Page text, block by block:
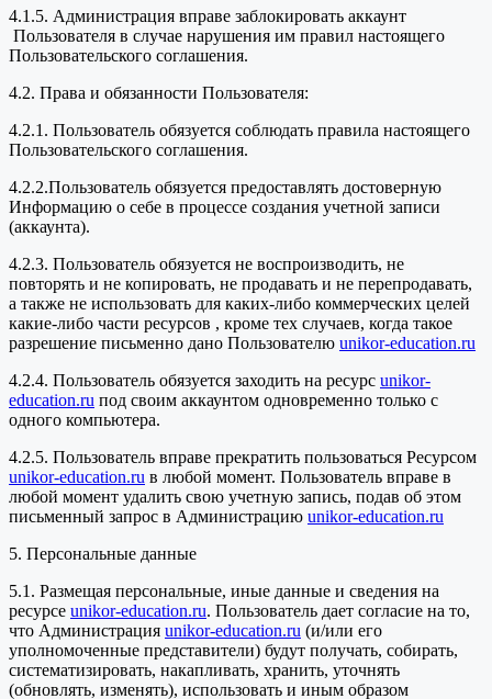
4.1.5. Администрация вправе заблокировать аккаунт
Пользователя в случае нарушения им правил настоящего
Пользовательского соглашения.
4.2. Права и обязанности Пользователя:
4.2.1. Пользователь обязуется соблюдать правила настоящего
Пользовательского соглашения.
4.2.2.Пользователь обязуется предоставлять достоверную
Информацию о себе в процессе создания учетной записи
(аккаунта).
4.2.3. Пользователь обязуется не воспроизводить, не
повторять и не копировать, не продавать и не перепродавать,
а также не использовать для каких-либо коммерческих целей
какие-либо части ресурсов , кроме тех случаев, когда такое
разрешение письменно дано Пользователю unikor-education.ru
4.2.4. Пользователь обязуется заходить на ресурс unikor-
education.ru под своим аккаунтом одновременно только с
одного компьютера.
4.2.5. Пользователь вправе прекратить пользоваться Ресурсом
unikor-education.ru в любой момент. Пользователь вправе в
любой момент удалить свою учетную запись, подав об этом
письменный запрос в Администрацию unikor-education.ru
5. Персональные данные
5.1. Размещая персональные, иные данные и сведения на
ресурсе unikor-education.ru. Пользователь дает согласие на то,
что Администрация unikor-education.ru (и/или его
уполномоченные представители) будут получать, собирать,
систематизировать, накапливать, хранить, уточнять
(обновлять, изменять), использовать и иным образом